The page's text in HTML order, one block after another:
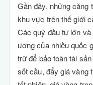
Gần đây, những căng
khu vực trên thế giới
Các quỹ đầu tư lớn
ương của nhiều quốc
trữ để bảo toàn tài
sốt cầu, đẩy giá vàng